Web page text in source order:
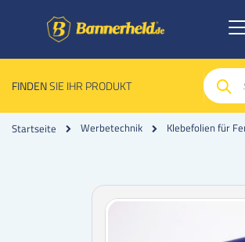
FINDENSIE IHR PRODUKT
Startseite Werbetechnik Klebefolien für
Zum